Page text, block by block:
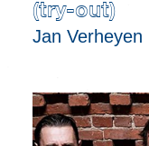
(try-out)
Jan Verheyen